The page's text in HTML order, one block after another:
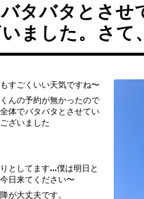
タバタとさせ
ました。さて
すごくいい天気ですね〜
んの予約が無かったので
体でバタバタとさせてい
ざいました
としてます…僕は明日と
日来てください〜
が大丈夫です。